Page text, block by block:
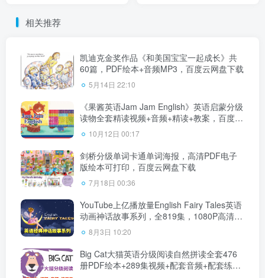
相关推荐
凯迪克金奖作品《和美国宝宝一起成长》共
60篇，PDF绘本+音频MP3，百度云网盘下载
5月14日 22:10
《果酱英语Jam Jam English》英语启蒙分级
读物全套精读视频+音频+精读+教案，百度云
网盘下载！
10月12日 00:17
剑桥分级单词卡通单词海报，高清PDF电子
版绘本可打印，百度云网盘下载
7月18日 00:36
YouTube上亿播放量English Fairy Tales英语
动画神话故事系列，全819集，1080P高清视
频带英文字幕，百度云网盘下载！
8月3日 10:20
Big Cat大猫英语分级阅读自然拼读全套476
册PDF绘本+289集视频+配套音频+配套练习